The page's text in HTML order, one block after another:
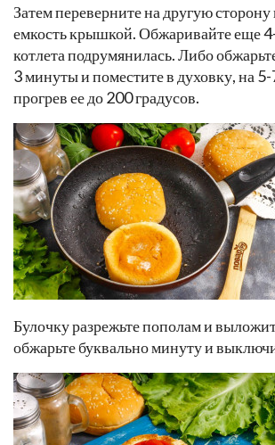
Затем переверните на другую
емкость крышкой. Обжаривайте еще
котлета подрумянилась. Либо
3 минуты и поместите в духовку, на
прогрев ее до 200 градусов.
Булочку разрежьте пополам и
обжарьте буквально минуту и